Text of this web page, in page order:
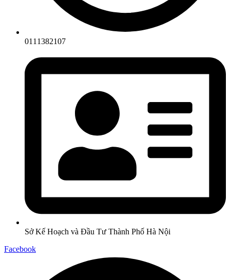
0111382107
Sở Kế Hoạch và Đầu Tư Thành Phố Hà Nội
Facebook